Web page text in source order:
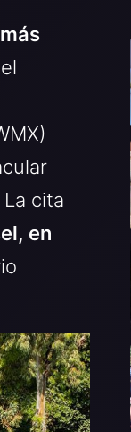
cita
en